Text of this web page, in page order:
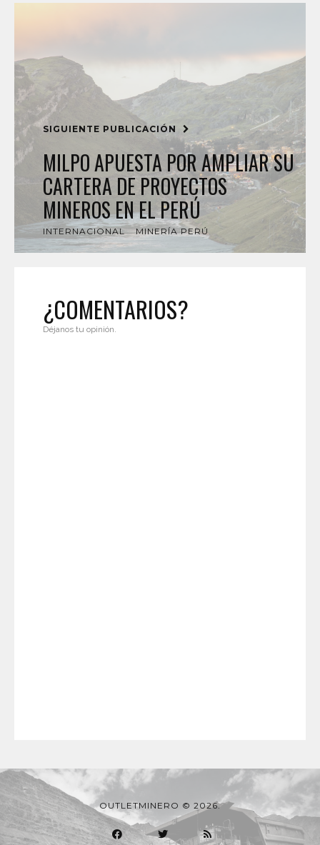
SIGUIENTE PUBLICACIÓN
MILPO APUESTA POR AMPLIAR SU
CARTERA DE PROYECTOS
MINEROS EN EL PERÚ
INTERNACIONAL MINERÍA PERÚ
¿COMENTARIOS?
Déjanos tu opinión.
OUTLETMINERO © 2026.